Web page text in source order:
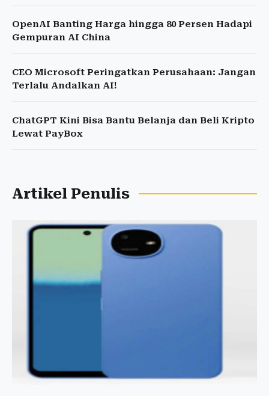
OpenAI Banting Harga hingga 80 Persen Hadapi
Gempuran AI China
CEO Microsoft Peringatkan Perusahaan: Jangan
Terlalu Andalkan AI!
ChatGPT Kini Bisa Bantu Belanja dan Beli Kripto
Lewat PayBox
Artikel Penulis